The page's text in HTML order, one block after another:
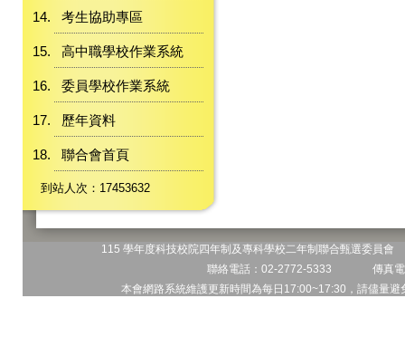
考生協助專區
高中職學校作業系統
委員學校作業系統
歷年資料
聯合會首頁
到站人次：17453632
115 學年度科技校院四年制及專科學校二年制聯合甄選委員
聯絡電話：02-2772-5333 傳真
本會網路系統維護更新時間為每日17:00~17:30，請儘量